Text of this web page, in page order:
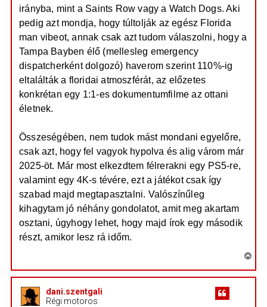
irányba, mint a Saints Row vagy a Watch Dogs. Aki
pedig azt mondja, hogy túltolják az egész Florida
man vibeot, annak csak azt tudom válaszolni, hogy a
Tampa Bayben élő (mellesleg emergency
dispatcherként dolgozó) haverom szerint 110%-ig
eltalálták a floridai atmoszférát, az előzetes
konkrétan egy 1:1-es dokumentumfilme az ottani
életnek.
Összeségében, nem tudok mást mondani egyelőre,
csak azt, hogy fel vagyok hypolva és alig várom már
2025-öt. Már most elkezdtem félrerakni egy PS5-re,
valamint egy 4K-s tévére, ezt a játékot csak így
szabad majd megtapasztalni. Valószínűleg
kihagytam jó néhány gondolatot, amit meg akartam
osztani, úgyhogy lehet, hogy majd írok egy második
részt, amikor lesz rá időm.
i
s
dani.szentgali
Régi motoros